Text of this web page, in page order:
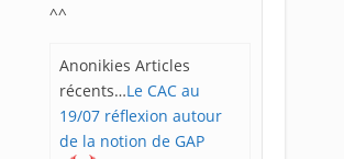
^^
Anonikies Articles
récents…Le CAC au
19/07 réflexion autour
de la notion de GAP